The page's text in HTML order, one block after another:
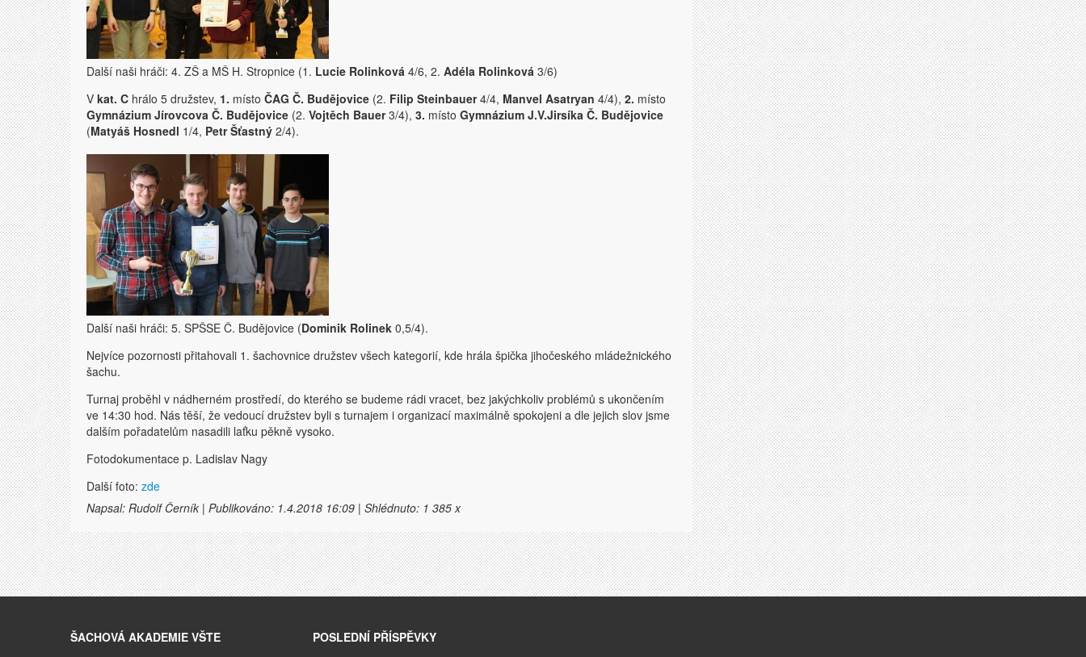
Další naši hráči: 4. ZŠ a MŠ H. Stropnice (1. Lucie Rolinková 4/6, 2. Adéla Rolinková 3/6)
V kat. C hrálo 5 družstev, 1. místo ČAG Č. Budějovice (2. Filip Steinbauer4/4, Manvel Asatryan 4/4), 2. místo
Gymnázium Jírovcova Č. Budějovice (2. Vojtěch Bauer3/4), 3. místo Gymnázium J.V.Jirsíka Č. Budějovice
(Matyáš Hosnedl 1/4, Petr Šťastný 2/4).
Další naši hráči: 5. SPŠSE Č. Budějovice (Dominik Rolinek 0,5/4).
Nejvíce pozornosti přitahovali 1. šachovnice družstev všech kategorií, kde hrála špička jihočeského mládežnického
šachu.
Turnaj proběhl v nádherném prostředí, do kterého se budeme rádi vracet, bez jakýchkoliv problémů s ukončením
ve 14:30 hod. Nás těší, že vedoucí družstev byli s turnajem i organizací maximálně spokojeni a dle jejich slov jsme
dalším pořadatelům nasadili laťku pěkně vysoko.
Fotodokumentace p. Ladislav Nagy
Další foto: zde
Napsal: Rudolf Černík | Publikováno: 1.4.2018 16:09 | Shlédnuto: 1 385 x
ŠACHOVÁ AKADEMIE VŠTE POSLEDNÍ PŘÍSPĚVKY